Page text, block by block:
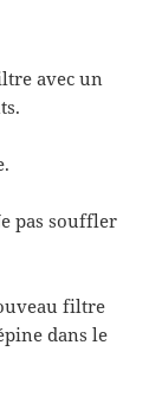
avec un
pas souffler
filtre
dans le